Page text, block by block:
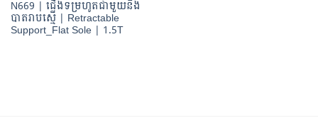
N669 | ជើងទម្រហូតជាមួយនឹង
បាតរាបស្មើ | Retractable
Support_Flat Sole | 1.5T